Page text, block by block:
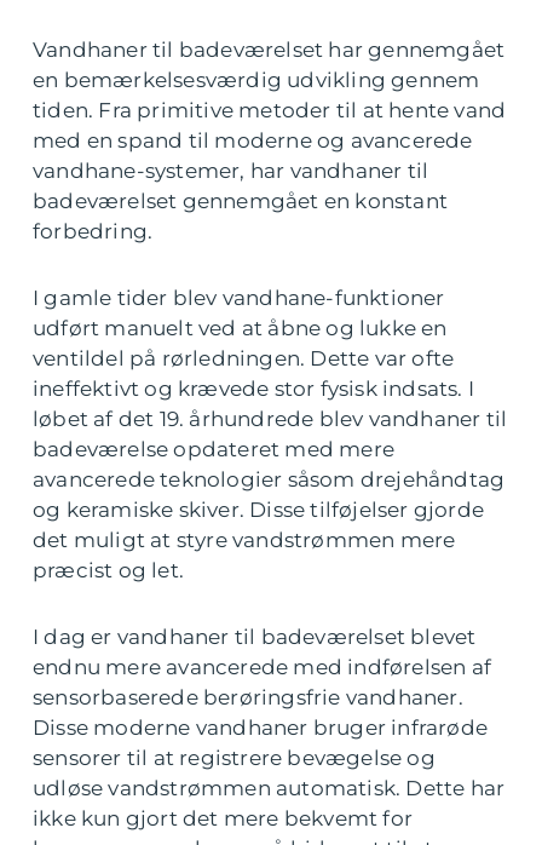
Vandhaner til badeværelset har gennemgået
en bemærkelsesværdig udvikling gennem
tiden. Fra primitive metoder til at hente vand
med en spand til moderne og avancerede
vandhane-systemer, har vandhaner til
badeværelset gennemgået en konstant
forbedring.
I gamle tider blev vandhane-funktioner
udført manuelt ved at åbne og lukke en
ventildel på rørledningen. Dette var ofte
ineffektivt og krævede stor fysisk indsats. I
løbet af det 19. århundrede blev vandhaner til
badeværelse opdateret med mere
avancerede teknologier såsom drejehåndtag
og keramiske skiver. Disse tilføjelser gjorde
det muligt at styre vandstrømmen mere
præcist og let.
I dag er vandhaner til badeværelset blevet
endnu mere avancerede med indførelsen af
sensorbaserede berøringsfrie vandhaner.
Disse moderne vandhaner bruger infrarøde
sensorer til at registrere bevægelse og
udløse vandstrømmen automatisk. Dette har
ikke kun gjort det mere bekvemt for